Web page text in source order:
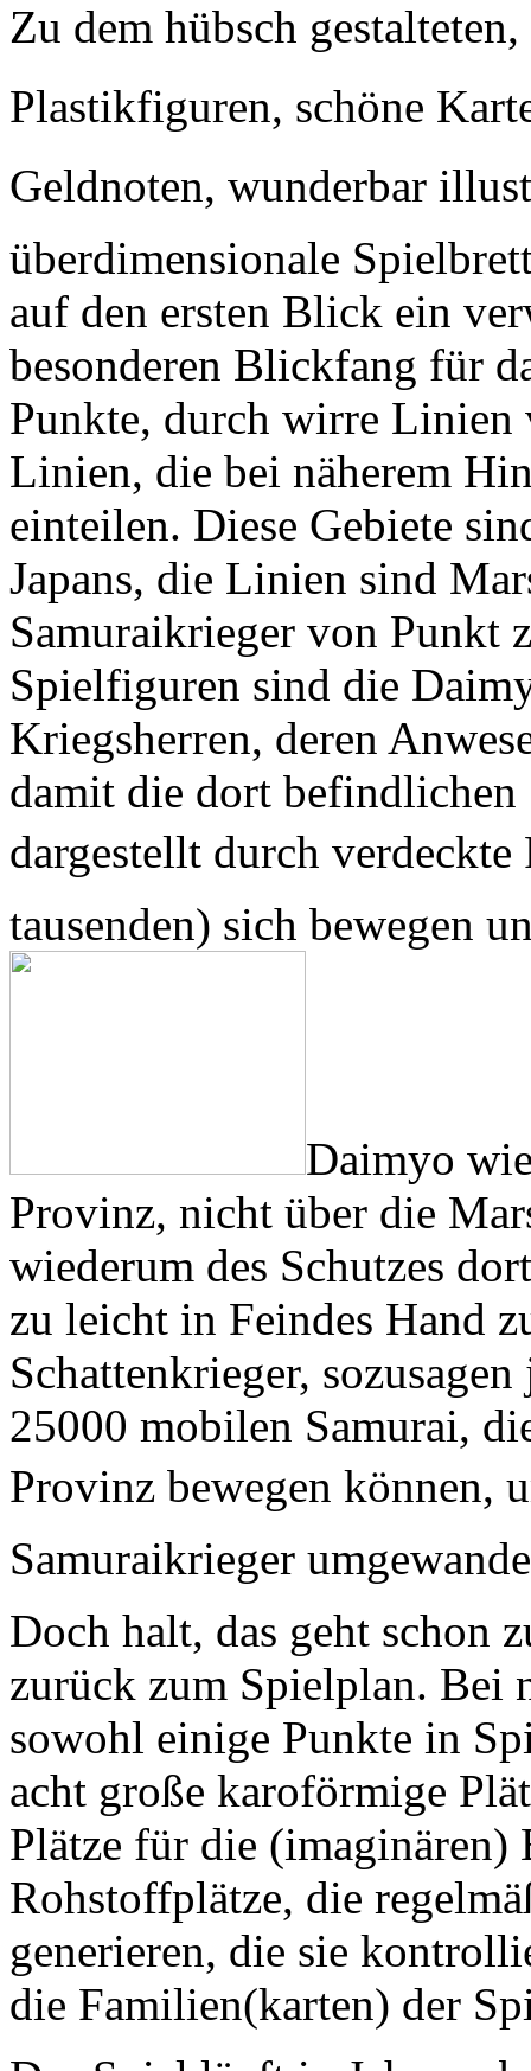
Zu dem hübsch
Plastikfiguren, schöne
Geldnoten, wunderbar
überdimensionale
auf den ersten Blick ein
besonderen Blickfang für
Punkte, durch wirre Linien
Linien, die bei näherem
einteilen. Diese Gebiete
Japans, die Linien sind
Samuraikrieger von Punkt
Spielfiguren sind die
Kriegsherren, deren
damit die dort befindlichen
dargestellt durch
tausenden) sich bewegen
Daimyo
Provinz, nicht über die
wiederum des Schutzes
zu leicht in Feindes Hand
Schattenkrieger,
25000 mobilen Samurai,
Provinz bewegen können,
Samuraikrieger
Doch halt, das geht schon
zurück zum Spielplan. Bei
sowohl einige Punkte in
acht große karoförmige
Plätze für die (imaginären)
Rohstoffplätze, die
generieren, die sie
die Familien(karten) der